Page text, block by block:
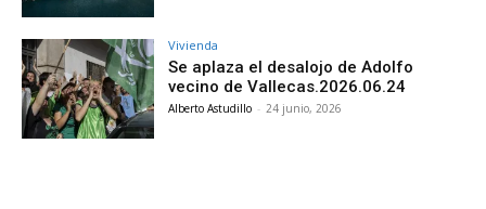
Vivienda
Se aplaza el desalojo de Adolfo
vecino de Vallecas.2026.06.24
Alberto Astudillo - 24 junio, 2026